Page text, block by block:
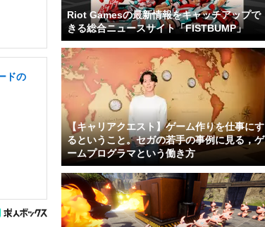
ドの
Riot Gamesの最新情報をキャッチアップで
きる総合ニュースサイト「FISTBUMP」
【キャリアクエスト】ゲーム作りを仕事にす
るということ。セガの若手の事例に見る，ゲ
ームプログラマという働き方